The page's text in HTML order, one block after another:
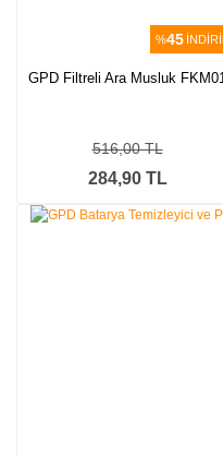
%45
GPD Filtreli Ara Musluk FKM01
284,90 TL
516,00 TL